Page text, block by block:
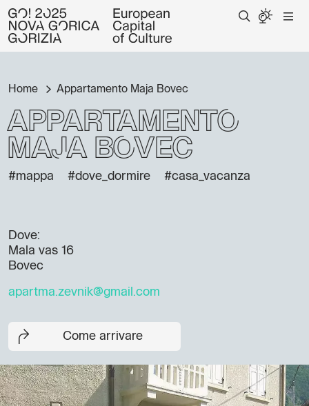
Home Appartamento Maja Bovec
Appartamento
Maja Bovec
#mappa #dove_dormire #casa_vacanza
Dove:
Mala vas 16
Bovec
apartma.zevnik@gmail.com
Come arrivare